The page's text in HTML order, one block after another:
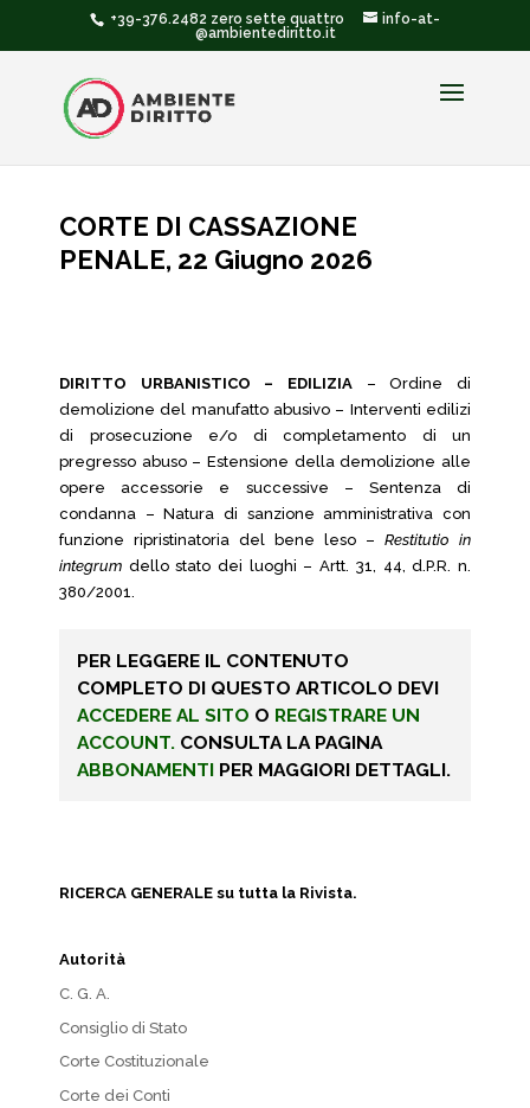
+39-376.2482 zero sette quattro
info-at-
@ambientediritto.it
CORTE DI CASSAZIONE
PENALE, 22 Giugno 2026
DIRITTO URBANISTICO – EDILIZIA – Ordine di
demolizione del manufatto abusivo – Interventi edilizi
di prosecuzione e/o di completamento di un
pregresso abuso – Estensione della demolizione alle
opere accessorie e successive – Sentenza di
condanna – Natura di sanzione amministrativa con
funzione ripristinatoria del bene leso – Restitutio in
integrum dello stato dei luoghi – Artt. 31, 44, d.P.R. n.
380/2001.
PER LEGGERE IL CONTENUTO
COMPLETO DI QUESTO ARTICOLO DEVI
ACCEDERE AL SITO O REGISTRARE UN
ACCOUNT. CONSULTA LA PAGINA
ABBONAMENTI PER MAGGIORI DETTAGLI.
RICERCA GENERALE su tutta la Rivista.
Autorità
C. G. A.
Consiglio di Stato
Corte Costituzionale
Corte dei Conti